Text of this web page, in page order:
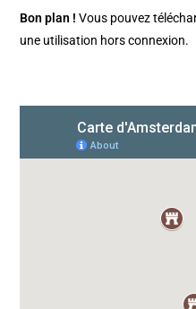
Bon plan ! Vous pouvez
une utilisation hors connexion.